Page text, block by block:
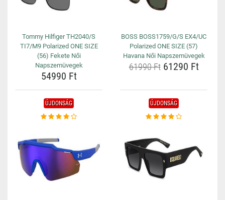
Tommy Hilfiger TH2040/S
TI7/M9 Polarized ONE SIZE
(56) Fekete Női
Napszemüvegek
54990 Ft
BOSS BOSS1759/G/S EX4/UC
Polarized ONE SIZE (57)
Havana Női Napszemüvegek
61990 Ft61290 Ft
ÚJDONSÁG ÚJDONSÁG